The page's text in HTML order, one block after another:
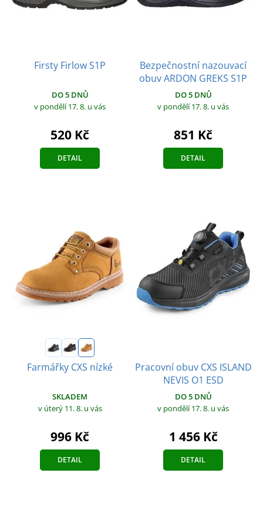
Firsty Firlow S1P
DO 5 DNŮ
v pondělí 17. 8. u vás
520 Kč
DETAIL
Bezpečnostní nazouvací
obuv ARDON GREKS S1P
DO 5 DNŮ
v pondělí 17. 8. u vás
851 Kč
DETAIL
Farmářky CXS nízké
SKLADEM
v úterý 11. 8. u vás
996 Kč
DETAIL
Pracovní obuv CXS ISLAND
NEVIS O1 ESD
DO 5 DNŮ
v pondělí 17. 8. u vás
1 456 Kč
DETAIL